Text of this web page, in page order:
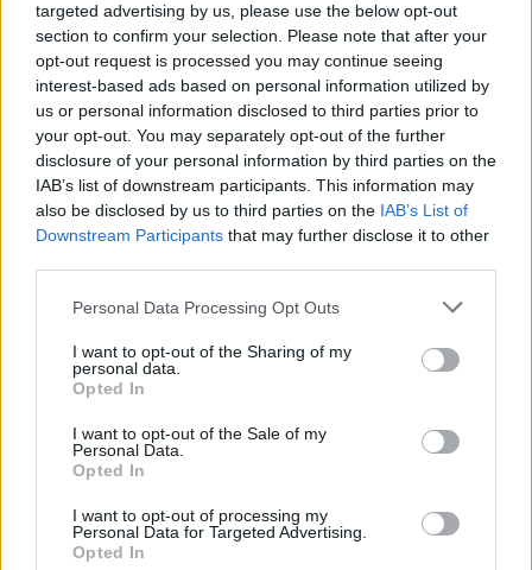
targeted advertising by us, please use the below opt-out
section to confirm your selection. Please note that after your
opt-out request is processed you may continue seeing
interest-based ads based on personal information utilized by
us or personal information disclosed to third parties prior to
your opt-out. You may separately opt-out of the further
disclosure of your personal information by third parties on the
IAB’s list of downstream participants. This information may
also be disclosed by us to third parties on the IAB’s List of
Downstream Participants that may further disclose it to other
Please note that this website/app uses one or more Google
not limited to your visit or usage behaviour. You may click to
grant or deny consent to Google and its third-party tags to
use your data for below specified purposes in below Google
consent section.
Personal Data Processing Opt Outs
I want to opt-out of the Sharing of my
personal data.
Opted In
I want to opt-out of the Sale of my
Personal Data.
Opted In
I want to opt-out of processing my
Personal Data for Targeted Advertising.
Opted In
στη νέα εποχή του “connected riding”. Στην έκθεση
θα παρουσιαστούν τεχνολογίες όπως:
• ενσωματωμένα navigation & infotainment
συστήματα
• εφαρμογές που συνδέουν τη μοτοσυκλέτα με το
smartphone
• συστήματα SOS / crash detection